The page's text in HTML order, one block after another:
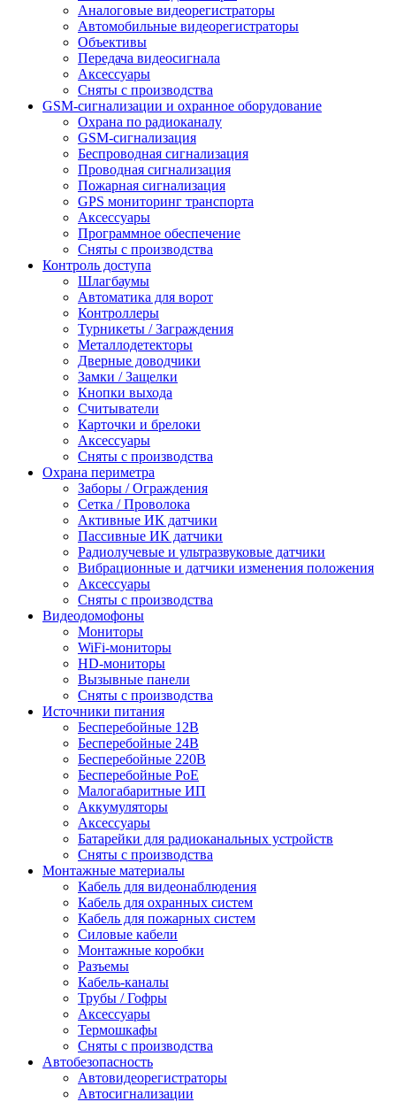
Аналоговые видеорегистраторы
Автомобильные видеорегистраторы
Объективы
Передача видеосигнала
Аксессуары
Сняты с производства
GSM-сигнализации и охранное оборудование
Охрана по радиоканалу
GSM-сигнализация
Беспроводная сигнализация
Проводная сигнализация
Пожарная сигнализация
GPS мониторинг транспорта
Аксессуары
Программное обеспечение
Сняты с производства
Контроль доступа
Шлагбаумы
Автоматика для ворот
Контроллеры
Турникеты / Заграждения
Металлодетекторы
Дверные доводчики
Замки / Защелки
Кнопки выхода
Считыватели
Карточки и брелоки
Аксессуары
Сняты с производства
Охрана периметра
Заборы / Ограждения
Сетка / Проволока
Активные ИК датчики
Пассивные ИК датчики
Радиолучевые и ультразвуковые датчики
Вибрационные и датчики изменения положения
Аксессуары
Сняты с производства
Видеодомофоны
Мониторы
WiFi-мониторы
HD-мониторы
Вызывные панели
Сняты с производства
Источники питания
Бесперебойные 12В
Бесперебойные 24В
Бесперебойные 220В
Бесперебойные PoE
Малогабаритные ИП
Аккумуляторы
Аксессуары
Батарейки для радиоканальных устройств
Сняты с производства
Монтажные материалы
Кабель для видеонаблюдения
Кабель для охранных систем
Кабель для пожарных систем
Силовые кабели
Монтажные коробки
Разъемы
Кабель-каналы
Трубы / Гофры
Аксессуары
Термошкафы
Сняты с производства
Автобезопасность
Автовидеорегистраторы
Автосигнализации